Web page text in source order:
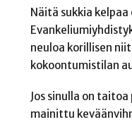
Näitä sukkia
neuloa korillisen
kokoontumistilan
Jos sinulla on
mainittu